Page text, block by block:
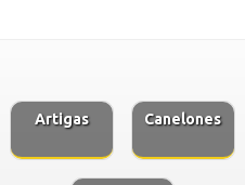
Artigas Canelones